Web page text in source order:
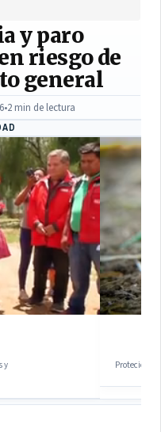
y paro
riesgo de
general
•2 min de lectura
GUADALQUIVIR
Municipal 445